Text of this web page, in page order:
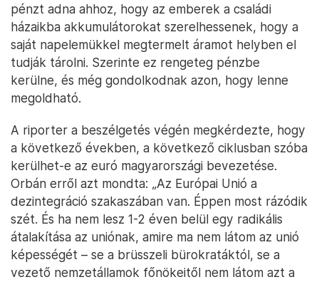
pénzt adna ahhoz, hogy az emberek a családi
házaikba akkumulátorokat szerelhessenek, hogy a
saját napelemükkel megtermelt áramot helyben el
tudják tárolni. Szerinte ez rengeteg pénzbe
kerülne, és még gondolkodnak azon, hogy lenne
megoldható.
A riporter a beszélgetés végén megkérdezte, hogy
a következő években, a következő ciklusban szóba
kerülhet-e az euró magyarországi bevezetése.
Orbán erről azt mondta: „Az Európai Unió a
dezintegráció szakaszában van. Éppen most rázódik
szét. És ha nem lesz 1-2 éven belül egy radikális
átalakítása az uniónak, amire ma nem látom az unió
képességét – se a brüsszeli bürokratáktól, se a
vezető nemzetállamok főnökeitől nem látom azt a